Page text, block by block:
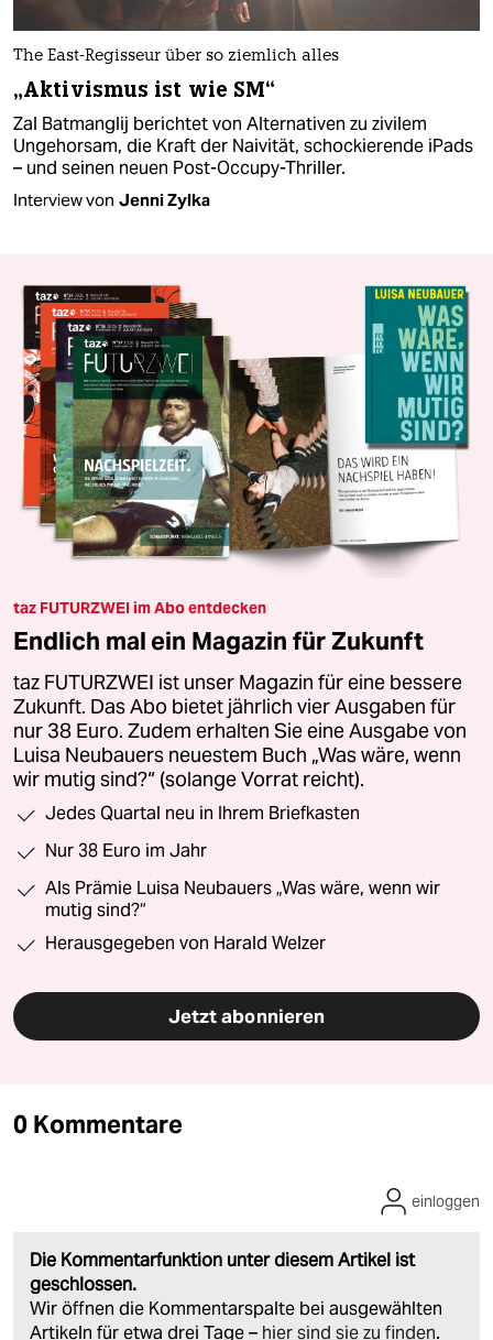
The East-Regisseur über so ziemlich alles
„Aktivismus ist wie SM“
Zal Batmanglij berichtet von Alternativen zu zivilem
Ungehorsam, die Kraft der Naivität, schockierende iPads
– und seinen neuen Post-Occupy-Thriller.
Interview von Jenni Zylka
taz FUTURZWEI im Abo entdecken
Endlich mal ein Magazin für Zukunft
taz FUTURZWEI ist unser Magazin für eine bessere
Zukunft. Das Abo bietet jährlich vier Ausgaben für
nur 38 Euro. Zudem erhalten Sie eine Ausgabe von
Luisa Neubauers neuestem Buch „Was wäre, wenn
wir mutig sind?“ (solange Vorrat reicht).
Jedes Quartal neu in Ihrem Briefkasten
Nur 38 Euro im Jahr
Als Prämie Luisa Neubauers „Was wäre, wenn wir
mutig sind?“
Herausgegeben von Harald Welzer
Jetzt abonnieren
0 Kommentare
Die Kommentarfunktion unter diesem Artikel ist
geschlossen.
Wir öffnen die Kommentarspalte bei ausgewählten
Artikeln für etwa drei Tage – hier sind sie zu finden.
einloggen